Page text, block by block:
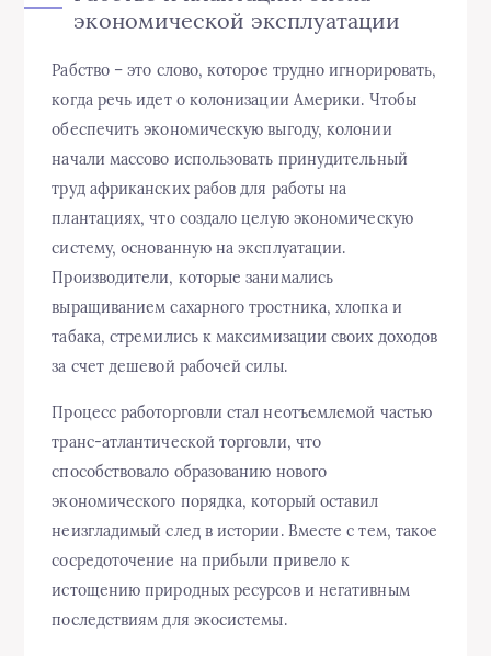
экономической эксплуатации
Рабство – это слово, которое трудно игнорировать,
когда речь идет о колонизации Америки. Чтобы
обеспечить экономическую выгоду, колонии
начали массово использовать принудительный
труд африканских рабов для работы на
плантациях, что создало целую экономическую
систему, основанную на эксплуатации.
Производители, которые занимались
выращиванием сахарного тростника, хлопка и
табака, стремились к максимизации своих доходов
за счет дешевой рабочей силы.
Процесс работорговли стал неотъемлемой частью
транс-атлантической торговли, что
способствовало образованию нового
экономического порядка, который оставил
неизгладимый след в истории. Вместе с тем, такое
сосредоточение на прибыли привело к
истощению природных ресурсов и негативным
последствиям для экосистемы.